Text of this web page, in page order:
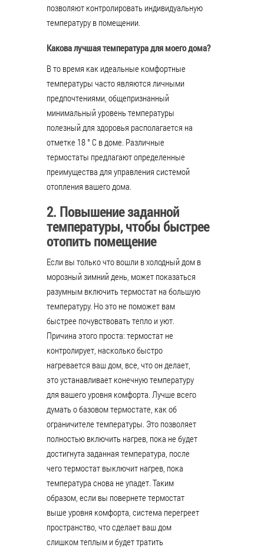
позволяют контролировать индивидуальную
температуру в помещении.
Какова лучшая температура для моего дома?
В то время как идеальные комфортные
температуры часто являются личными
предпочтениями, общепризнанный
минимальный уровень температуры
полезный для здоровья располагается на
отметке 18 ° C в доме. Различные
термостаты предлагают определенные
преимущества для управления системой
отопления вашего дома.
2. Повышение заданной
температуры, чтобы быстрее
отопить помещение
Если вы только что вошли в холодный дом в
морозный зимний день, может показаться
разумным включить термостат на большую
температуру. Но это не поможет вам
быстрее почувствовать тепло и уют.
Причина этого проста: термостат не
контролирует, насколько быстро
нагревается ваш дом, все, что он делает,
это устанавливает конечную температуру
для вашего уровня комфорта. Лучше всего
думать о базовом термостате, как об
ограничителе температуры. Это позволяет
полностью включить нагрев, пока не будет
достигнута заданная температура, после
чего термостат выключит нагрев, пока
температура снова не упадет. Таким
образом, если вы повернете термостат
выше уровня комфорта, система перегреет
пространство, что сделает ваш дом
слишком теплым и будет тратить